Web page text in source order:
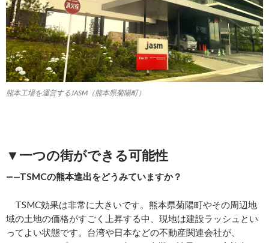
熊本工場を運営するJASM（熊本県菊陽町）
▼一つの街ができる可能性
―—TSMCの熊本進出をどうみていますか？
TSMC効果は非常に大きいです。熊本県菊陽町やその周辺地
域の土地の価格がすごく上昇する中、現地は建設ラッシュとい
ってよい状態です。台湾や日本などの不動産関連会社が、